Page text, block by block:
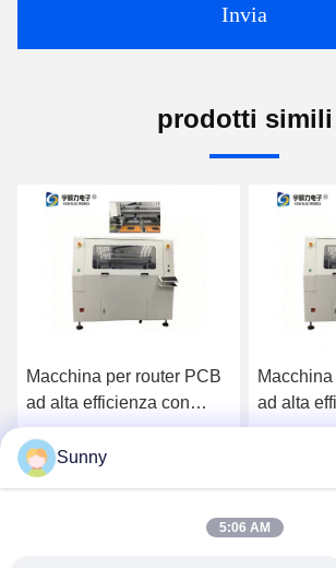
Invia
prodotti simili
Macchina per router PCB
ad alta efficienza con
formato di elaborazione
massimo di 610 mm x 500
mm e lunghezza d'onda
ad alta
formato
Sunny
5:06 AM